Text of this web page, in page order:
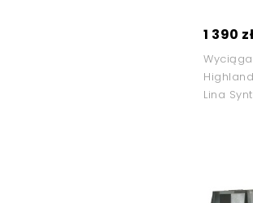
1 390 zł
Lina